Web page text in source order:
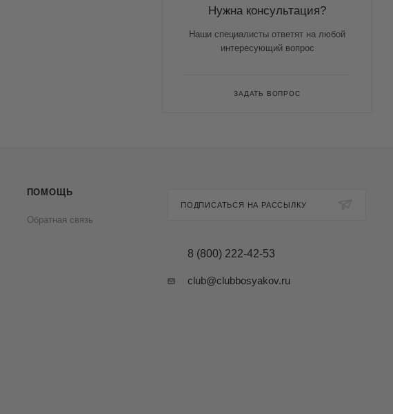
Нужна консультация?
Наши специалисты ответят на любой
интересующий вопрос
ЗАДАТЬ ВОПРОС
ПОМОЩЬ
Обратная связь
ПОДПИСАТЬСЯ НА РАССЫЛКУ
8 (800) 222-42-53
club@clubbosyakov.ru